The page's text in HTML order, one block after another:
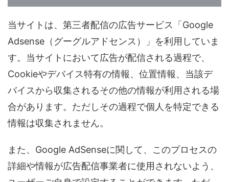
当サイトは、第三者配信の広告サービス「Google
Adsense（グーグルアドセンス）」を利用していま
す。当サイトにおいて広告が配信される過程で、
Cookieやデバイス特有の情報、位置情報、当該デ
バイスから収集されるその他の情報が利用される場
合があります。ただしその過程で個人を特定できる
情報は収集されません。
また、Google AdSenseに関して、このプロセスの
詳細や情報が広告配信事業者に使用されないよう、